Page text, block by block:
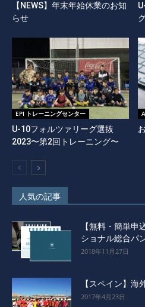
【NEWS】年末年始休業のお知
らせ
EPI トレーニングセンター
U-10フォルツァリーグ選抜
2023〜第2回トレーニング〜
人気の記事
【無料・簡単申
ショナル総合パ
2018年11月27日
【スペイン】海
2017年4月23日